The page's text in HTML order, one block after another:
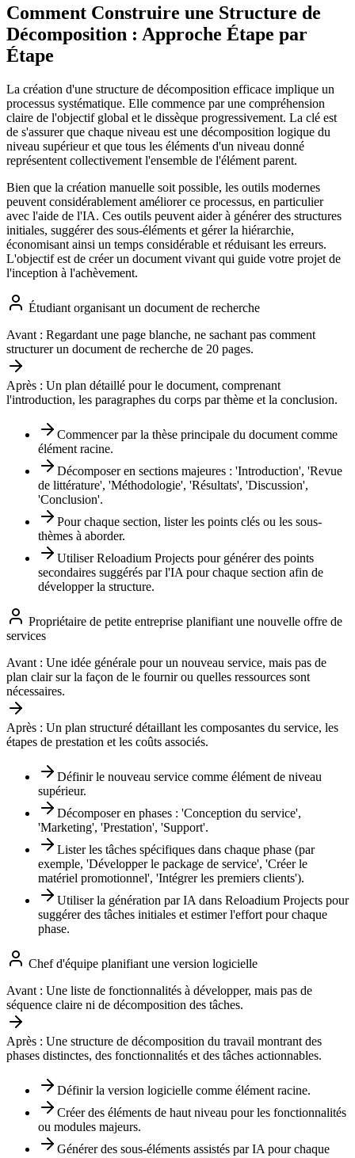
Comment Construire une Structure de
Décomposition : Approche Étape par
Étape
La création d'une structure de décomposition efficace implique un
processus systématique. Elle commence par une compréhension
claire de l'objectif global et le dissèque progressivement. La clé est
de s'assurer que chaque niveau est une décomposition logique du
niveau supérieur et que tous les éléments d'un niveau donné
représentent collectivement l'ensemble de l'élément parent.
Bien que la création manuelle soit possible, les outils modernes
peuvent considérablement améliorer ce processus, en particulier
avec l'aide de l'IA. Ces outils peuvent aider à générer des structures
initiales, suggérer des sous-éléments et gérer la hiérarchie,
économisant ainsi un temps considérable et réduisant les erreurs.
L'objectif est de créer un document vivant qui guide votre projet de
l'inception à l'achèvement.
Étudiant organisant un document de recherche
Avant : Regardant une page blanche, ne sachant pas comment
structurer un document de recherche de 20 pages.
Après : Un plan détaillé pour le document, comprenant
l'introduction, les paragraphes du corps par thème et la conclusion.
Commencer par la thèse principale du document comme
élément racine.
Décomposer en sections majeures : 'Introduction', 'Revue
de littérature', 'Méthodologie', 'Résultats', 'Discussion',
'Conclusion'.
Pour chaque section, lister les points clés ou les sous-
thèmes à aborder.
Utiliser Reloadium Projects pour générer des points
secondaires suggérés par l'IA pour chaque section afin de
développer la structure.
Propriétaire de petite entreprise planifiant une nouvelle offre de
services
Avant : Une idée générale pour un nouveau service, mais pas de
plan clair sur la façon de le fournir ou quelles ressources sont
nécessaires.
Après : Un plan structuré détaillant les composantes du service, les
étapes de prestation et les coûts associés.
Définir le nouveau service comme élément de niveau
supérieur.
Décomposer en phases : 'Conception du service',
'Marketing', 'Prestation', 'Support'.
Lister les tâches spécifiques dans chaque phase (par
exemple, 'Développer le package de service', 'Créer le
matériel promotionnel', 'Intégrer les premiers clients').
Utiliser la génération par IA dans Reloadium Projects pour
suggérer des tâches initiales et estimer l'effort pour chaque
phase.
Chef d'équipe planifiant une version logicielle
Avant : Une liste de fonctionnalités à développer, mais pas de
séquence claire ni de décomposition des tâches.
Après : Une structure de décomposition du travail montrant des
phases distinctes, des fonctionnalités et des tâches actionnables.
Définir la version logicielle comme élément racine.
Créer des éléments de haut niveau pour les fonctionnalités
ou modules majeurs.
Générer des sous-éléments assistés par IA pour chaque